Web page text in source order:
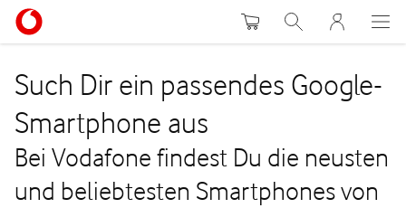
WarenkorbSuche MeinVodafone
Such Dir ein passendes Google-
Smartphone aus
Bei Vodafone findest Du die neusten
und beliebtesten Smartphones von